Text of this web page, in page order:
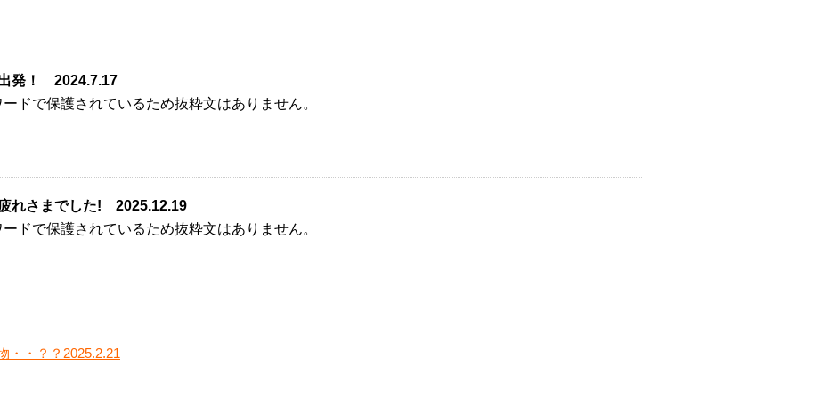
発！ 2024.7.17
ドで保護されているため抜粋文はありません。
れさまでした! 2025.12.19
ドで保護されているため抜粋文はありません。
・・？？2025.2.21